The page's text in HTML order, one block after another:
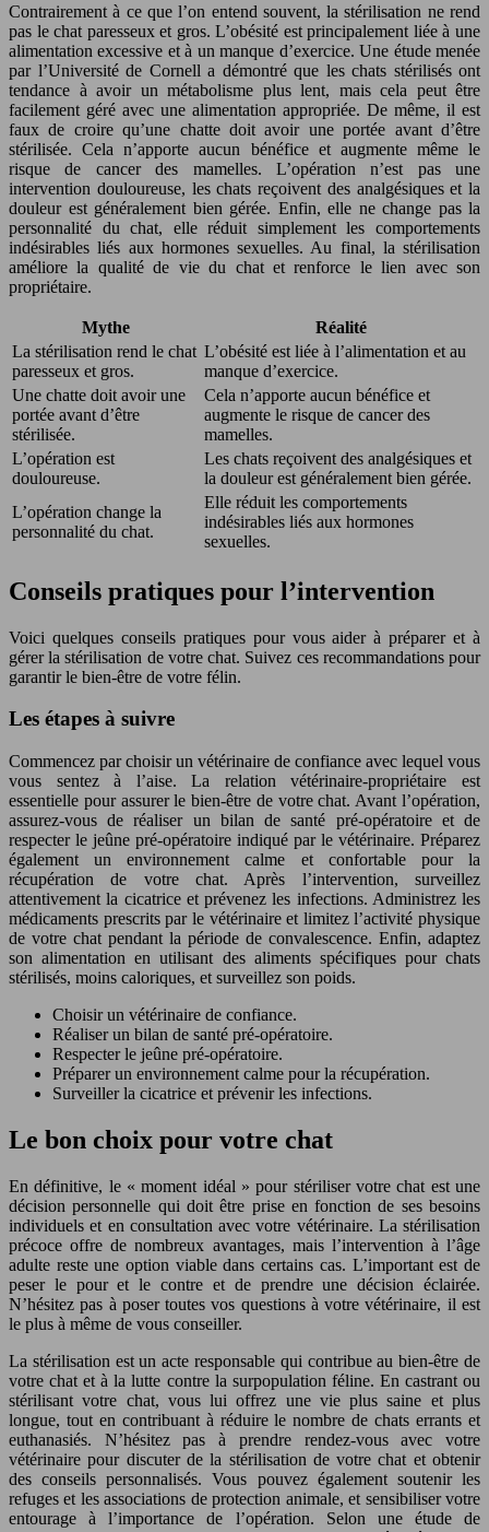
Contrairement à ce que l’on entend souvent, la stérilisation ne rend
pas le chat paresseux et gros. L’obésité est principalement liée à une
alimentation excessive et à un manque d’exercice. Une étude menée
par l’Université de Cornell a démontré que les chats stérilisés ont
tendance à avoir un métabolisme plus lent, mais cela peut être
facilement géré avec une alimentation appropriée. De même, il est
faux de croire qu’une chatte doit avoir une portée avant d’être
stérilisée. Cela n’apporte aucun bénéfice et augmente même le
risque de cancer des mamelles. L’opération n’est pas une
intervention douloureuse, les chats reçoivent des analgésiques et la
douleur est généralement bien gérée. Enfin, elle ne change pas la
personnalité du chat, elle réduit simplement les comportements
indésirables liés aux hormones sexuelles. Au final, la stérilisation
améliore la qualité de vie du chat et renforce le lien avec son
propriétaire.
Mythe
Réalité
La stérilisation rend le chat
paresseux et gros.
L’obésité est liée à l’alimentation et au
manque d’exercice.
Une chatte doit avoir une
portée avant d’être
stérilisée.
Cela n’apporte aucun bénéfice et
augmente le risque de cancer des
mamelles.
L’opération est
douloureuse.
Les chats reçoivent des analgésiques et
la douleur est généralement bien gérée.
L’opération change la
personnalité du chat.
Elle réduit les comportements
indésirables liés aux hormones
sexuelles.
Conseils pratiques pour l’intervention
Voici quelques conseils pratiques pour vous aider à préparer et à
gérer la stérilisation de votre chat. Suivez ces recommandations pour
garantir le bien-être de votre félin.
Les étapes à suivre
Commencez par choisir un vétérinaire de confiance avec lequel vous
vous sentez à l’aise. La relation vétérinaire-propriétaire est
essentielle pour assurer le bien-être de votre chat. Avant l’opération,
assurez-vous de réaliser un bilan de santé pré-opératoire et de
respecter le jeûne pré-opératoire indiqué par le vétérinaire. Préparez
également un environnement calme et confortable pour la
récupération de votre chat. Après l’intervention, surveillez
attentivement la cicatrice et prévenez les infections. Administrez les
médicaments prescrits par le vétérinaire et limitez l’activité physique
de votre chat pendant la période de convalescence. Enfin, adaptez
son alimentation en utilisant des aliments spécifiques pour chats
stérilisés, moins caloriques, et surveillez son poids.
Choisir un vétérinaire de confiance.
Réaliser un bilan de santé pré-opératoire.
Respecter le jeûne pré-opératoire.
Préparer un environnement calme pour la récupération.
Surveiller la cicatrice et prévenir les infections.
Le bon choix pour votre chat
En définitive, le « moment idéal » pour stériliser votre chat est une
décision personnelle qui doit être prise en fonction de ses besoins
individuels et en consultation avec votre vétérinaire. La stérilisation
précoce offre de nombreux avantages, mais l’intervention à l’âge
adulte reste une option viable dans certains cas. L’important est de
peser le pour et le contre et de prendre une décision éclairée.
N’hésitez pas à poser toutes vos questions à votre vétérinaire, il est
le plus à même de vous conseiller.
La stérilisation est un acte responsable qui contribue au bien-être de
votre chat et à la lutte contre la surpopulation féline. En castrant ou
stérilisant votre chat, vous lui offrez une vie plus saine et plus
longue, tout en contribuant à réduire le nombre de chats errants et
euthanasiés. N’hésitez pas à prendre rendez-vous avec votre
vétérinaire pour discuter de la stérilisation de votre chat et obtenir
des conseils personnalisés. Vous pouvez également soutenir les
refuges et les associations de protection animale, et sensibiliser votre
entourage à l’importance de l’opération. Selon une étude de